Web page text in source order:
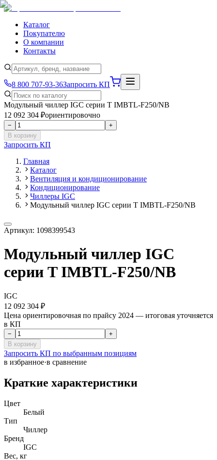
Каталог
Покупателю
О компании
Контакты
8 800 707-93-36Запросить КП
Модульный чиллер IGC серии T IMBTL-F250/NB
12 092 304 ₽ориентировочно
−
+
В корзину
Запросить КП
Главная
Каталог
Вентиляция и кондиционирование
Кондиционирование
Чиллеры IGC
Модульный чиллер IGC серии T IMBTL-F250/NB
Артикул: 1098399543
Модульный чиллер IGC
серии T IMBTL-F250/NB
IGC
12 092 304 ₽
Цена ориентировочная по прайсу 2024 — итоговая уточняется
в КП
−
+
В корзину
Запросить КП по выбранным позициям
в избранное·в сравнение
Краткие характеристики
Цвет
Белый
Тип
Чиллер
Бренд
IGC
Вес, кг